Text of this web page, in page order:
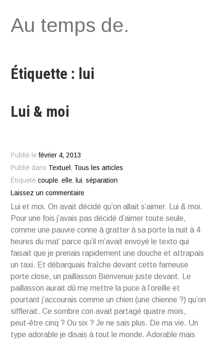
au
Au temps de.
Étiquette : lui
Lui & moi
Publié lefévrier 4, 2013
Publié dans Textuel , Tous les articles
Étiquetécouple,elle, lui,séparation
Laissez un commentaire
Lui et moi. On avait décidé qu’on allait s’aimer. Lui & moi.
Pour une fois j’avais pas décidé d’aimer toute seule,
comme une pauvre conne à gratter à sa porte la nuit à 4
heures du mat’ parce qu’il m’avait envoyé le texto qui
faisait que je prenais rapidement une douche et attrapais
un taxi. Et débarquais fraîche devant cette fameuse
porte close, un paillasson Bienvenue juste devant. Le
paillasson aurait dû me mettre la puce à l’oreille et
pourtant j’accourais comme un chien (une chienne ?) qu’on
sifflerait. Ce sombre con avait partagé quatre mois,
peut-être cinq ? Ou six ? Je ne sais plus. De ma vie. Un
type adorable je disais à tout le monde. Adorable mais